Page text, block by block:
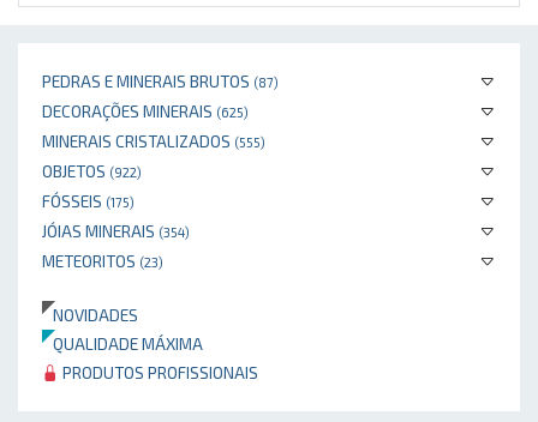
PEDRAS E MINERAIS BRUTOS (87)
DECORAÇÕES MINERAIS (625)
MINERAIS CRISTALIZADOS (555)
OBJETOS (922)
FÓSSEIS (175)
JÓIAS MINERAIS (354)
METEORITOS (23)
NOVIDADES
QUALIDADE MÁXIMA
PRODUTOS PROFISSIONAIS